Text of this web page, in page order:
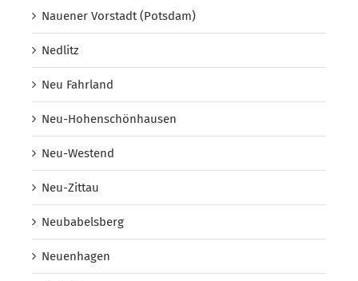
Nauener Vorstadt (Potsdam)
Nedlitz
Neu Fahrland
Neu-Hohenschönhausen
Neu-Westend
Neu-Zittau
Neubabelsberg
Neuenhagen